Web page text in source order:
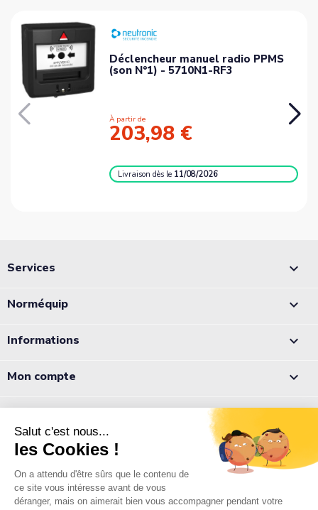
Déclencheur manuel radio PPMS
(son N°1) - 5710N1-RF3
À partir de
203,98 €
Livraisondès le 11/08/2026
Services 
Norméquip 
Informations 
Mon compte 
05 56 78 78 10
Notre équipe est à votre écoute du lundi au jeudi de 8h à 12h et
de 13h à 18h et le vendredi de 8h à 12h et de 13h à 17h.
Normequip